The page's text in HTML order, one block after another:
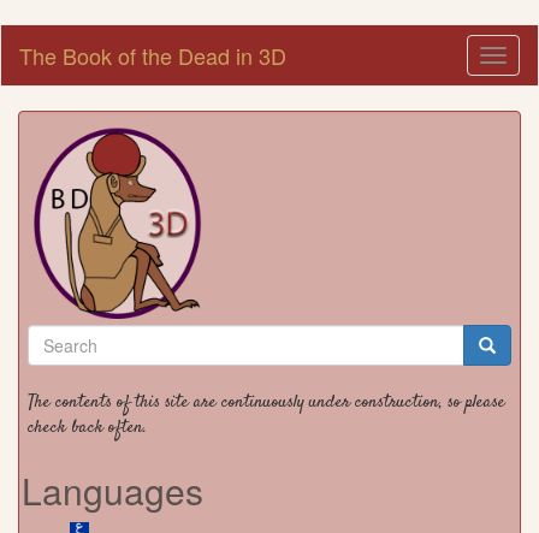
main
content
The Book of the Dead in 3D
Search
form
The contents of this site are continuously under construction, so please
check back often.
Languages